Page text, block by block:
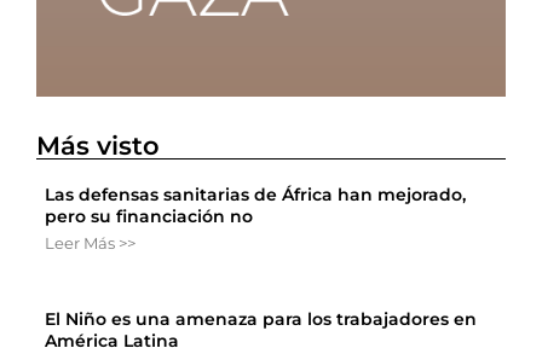
Más visto
Las defensas sanitarias de África han mejorado,
pero su financiación no
Leer Más >>
El Niño es una amenaza para los trabajadores en
América Latina